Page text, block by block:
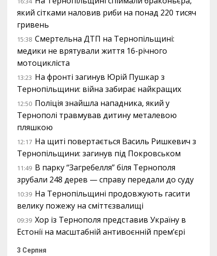
який сітками наловив риби на понад 220 тисяч
гривень
15:38 Смертельна ДТП на Тернопільщині:
медики не врятували життя 16-річного
мотоцикліста
13:23 На фронті загинув Юрій Пушкар з
Тернопільщини: війна забирає найкращих
12:50 Поліція знайшла нападника, який у
Тернополі травмував дитину металевою
пляшкою
12:17 На щиті повертається Василь Ришкевич з
Тернопільщини: загинув під Покровськом
11:49 В парку “Загребелля” біля Тернополя
зрубали 248 дерев — справу передали до суду
10:39 На Тернопільщині продовжують гасити
велику пожежу на сміттєзвалищі
09:39 Хор із Тернополя представив Україну в
Естонії на масштабній антивоєнній прем’єрі
3 Серпня